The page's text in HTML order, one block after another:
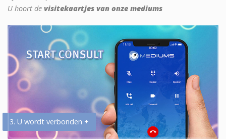
U hoort de visitekaartjes van onze mediums
3. U wordt verbonden +